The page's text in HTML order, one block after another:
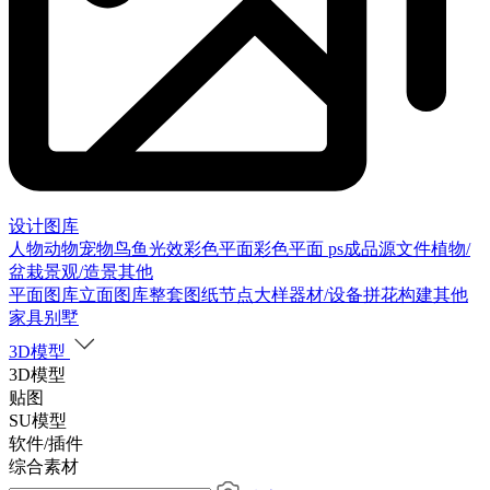
设计图库
人物动物宠物鸟鱼光效彩色平面彩色平面 ps成品源文件植物/
盆栽景观/造景其他
平面图库立面图库整套图纸节点大样器材/设备拼花构建其他
家具别墅
3D模型
3D模型
贴图
SU模型
软件/插件
综合素材